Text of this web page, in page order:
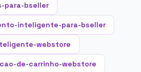
para-bseller
inteligente-para-bseller
webstore
de-carrinho-webstore